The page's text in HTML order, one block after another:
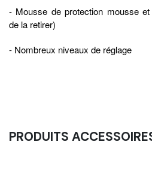
- Mousse de protection mousse
de la retirer)
- Nombreux niveaux de réglage
PRODUITS